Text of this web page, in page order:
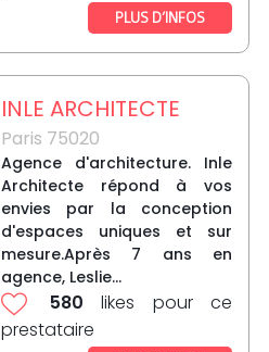
PLUS D’INFOS
INLE ARCHITECTE
Paris 75020
Agence d'architecture. Inle
Architecte répond à vos
envies par la conception
d'espaces uniques et sur
mesure.Après 7 ans en
agence, Leslie...
580 likes pour ce
prestataire